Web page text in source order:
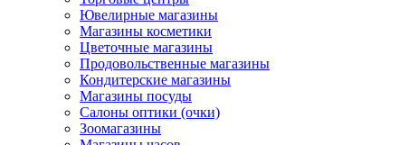
Ювелирные магазины
Магазины косметики
Цветочные магазины
Продовольственные магазины
Кондитерские магазины
Магазины посуды
Салоны оптики (очки)
Зоомагазины